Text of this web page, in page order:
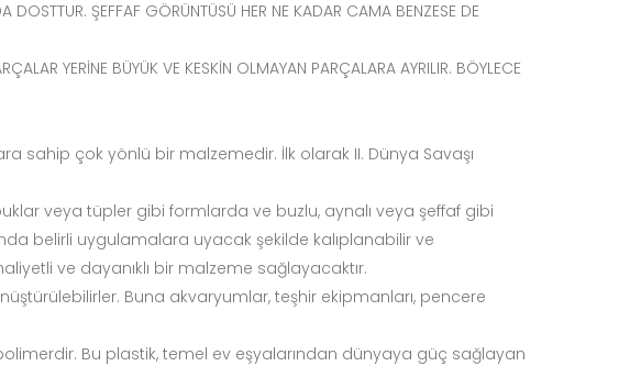
ŞEFFAF GÖRÜNTÜSÜ HER NE KADAR CAMA BENZESE DE
YERİNE BÜYÜK VE KESKİN OLMAYAN PARÇALARA AYRILIR. BÖYLECE
sahip çok yönlü bir malzemedir. İlk olarak II. Dünya Savaşı
veya tüpler gibi formlarda ve buzlu, aynalı veya şeffaf gibi
belirli uygulamalara uyacak şekilde kalıplanabilir ve
ve dayanıklı bir malzeme sağlayacaktır.
Buna akvaryumlar, teşhir ekipmanları, pencere
Bu plastik, temel ev eşyalarından dünyaya güç sağlayan